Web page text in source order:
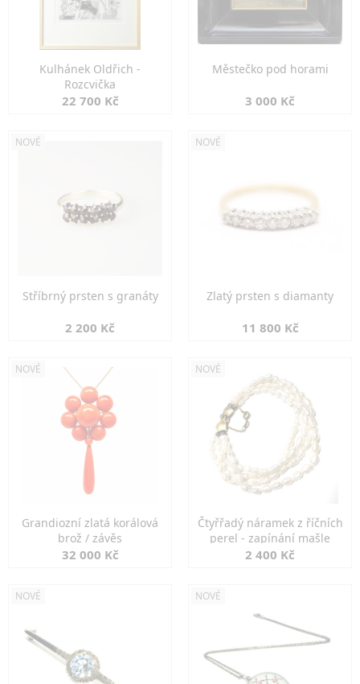
Kulhánek Oldřich -
Rozcvička
22 700 Kč
Městečko pod horami
3 000 Kč
NOVÉ
Stříbrný prsten s granáty
2 200 Kč
NOVÉ
Zlatý prsten s diamanty
11 800 Kč
NOVÉ
Grandiozní zlatá korálová
brož / závěs
32 000 Kč
NOVÉ
Čtyřřadý náramek z říčních
perel - zapínání mašle
2 400 Kč
NOVÉ NOVÉ